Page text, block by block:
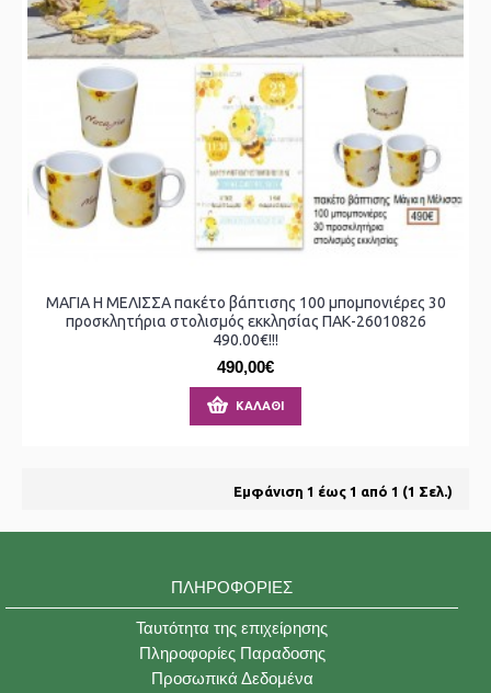
ΜΑΓΙΑ Η ΜΕΛΙΣΣΑ πακέτο βάπτισης 100 μπομπονιέρες 30
προσκλητήρια στολισμός εκκλησίας ΠΑΚ-26010826
490.00€!!!
490,00€
ΚΑΛΆΘΙ
Εμφάνιση 1 έως 1 από 1 (1 Σελ.)
ΠΛΗΡΟΦΟΡΊΕΣ
Ταυτότητα της επιχείρησης
Πληροφορίες Παραδοσης
Προσωπικά Δεδομένα